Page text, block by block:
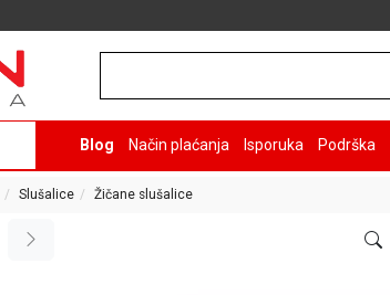
Blog Način plaćanja Isporuka Podrška
Slušalice Žičane slušalice